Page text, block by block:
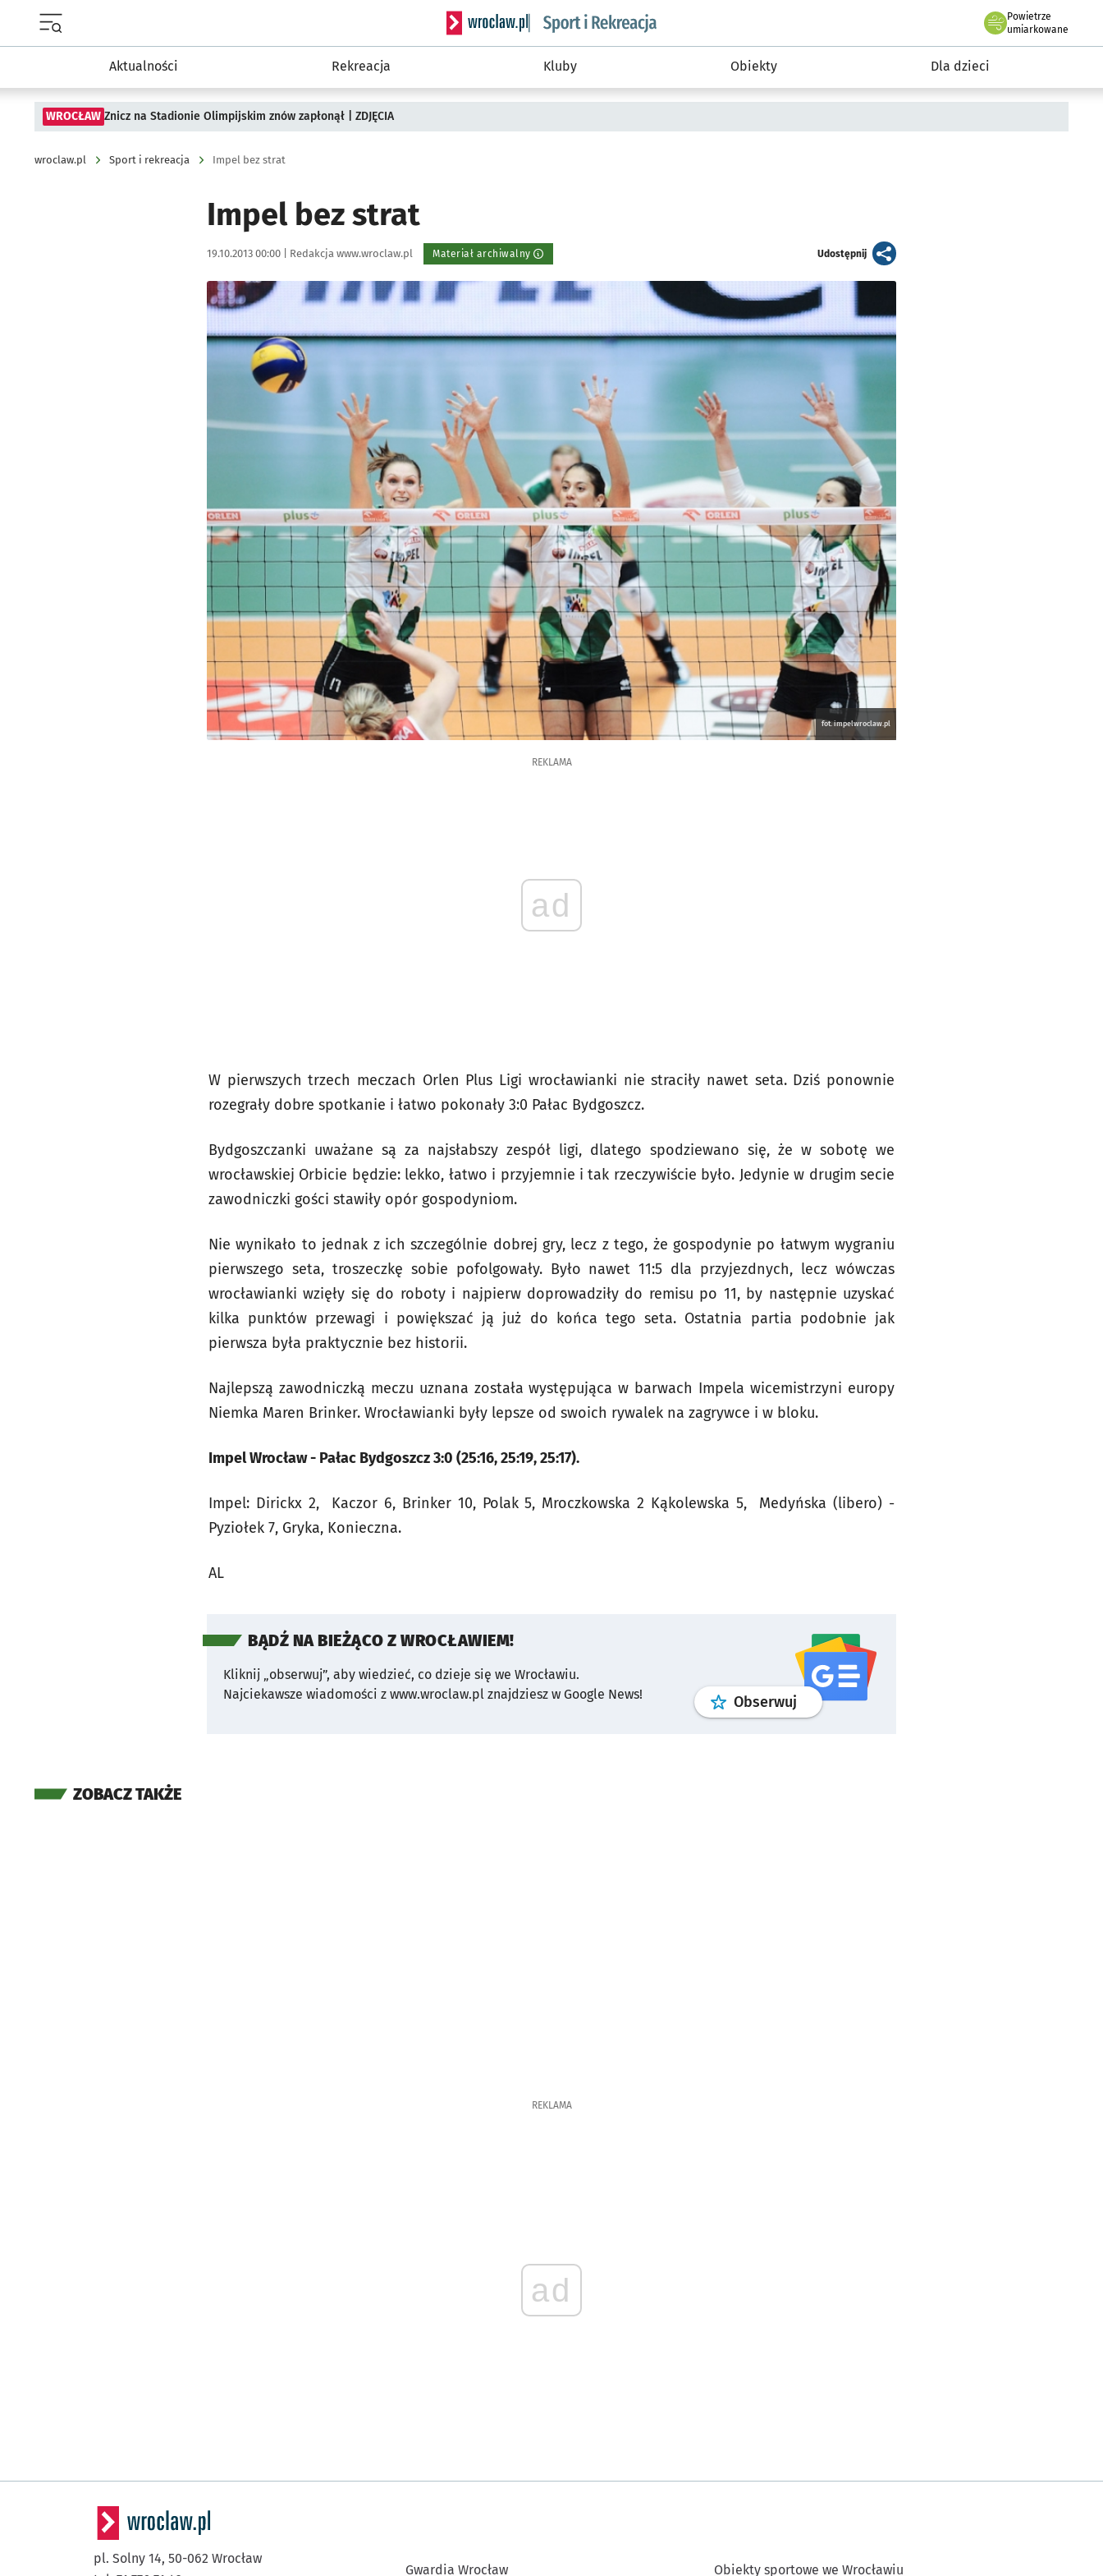
Serwis informacyjny wroclaw.pl podserwis: Sport i rekreacja
Powietrze
we Wrocławiu
umiarkowane
Aktualności Rekreacja Kluby Obiekty Dla dzieci
WROCŁAW Znicz na Stadionie Olimpijskim znów zapłonął | ZDJĘCIA
wroclaw.pl Sport i rekreacja Impel bez strat
Impel bez strat
Data publikacji:
19.10.2013 00:00 | Autor:
Redakcja www.wroclaw.pl Materiał archiwalny Udostępnijartykuł
Kliknij, aby powiększyć
fot. impelwroclaw.pl
REKLAMA
ad
W pierwszych trzech meczach Orlen Plus Ligi wrocławianki nie straciły nawet seta. Dziś ponownie
rozegrały dobre spotkanie i łatwo pokonały 3:0 Pałac Bydgoszcz.
Bydgoszczanki uważane są za najsłabszy zespół ligi, dlatego spodziewano się, że w sobotę we
wrocławskiej Orbicie będzie: lekko, łatwo i przyjemnie i tak rzeczywiście było. Jedynie w drugim secie
zawodniczki gości stawiły opór gospodyniom.
Nie wynikało to jednak z ich szczególnie dobrej gry, lecz z tego, że gospodynie po łatwym wygraniu
pierwszego seta, troszeczkę sobie pofolgowały. Było nawet 11:5 dla przyjezdnych, lecz wówczas
wrocławianki wzięły się do roboty i najpierw doprowadziły do remisu po 11, by następnie uzyskać
kilka punktów przewagi i powiększać ją już do końca tego seta. Ostatnia partia podobnie jak
pierwsza była praktycznie bez historii.
Najlepszą zawodniczką meczu uznana została występująca w barwach Impela wicemistrzyni europy
Niemka Maren Brinker. Wrocławianki były lepsze od swoich rywalek na zagrywce i w bloku.
Impel Wrocław - Pałac Bydgoszcz 3:0 (25:16, 25:19, 25:17).
Impel: Dirickx 2, Kaczor 6, Brinker 10, Polak 5, Mroczkowska 2 Kąkolewska 5, Medyńska (libero) -
Pyziołek 7, Gryka, Konieczna.
AL
BĄDŹ NA BIEŻĄCO Z WROCŁAWIEM!
Kliknij „obserwuj”, aby wiedzieć, co dzieje się we Wrocławiu.
Najciekawsze wiadomości z www.wroclaw.pl znajdziesz w Google News!
Obserwuj profilgoogle news
ZOBACZ TAKŻE
REKLAMA
ad
pl. Solny 14, 50-062 Wrocław
Gwardia Wrocław Obiekty sportowe we Wrocławiu